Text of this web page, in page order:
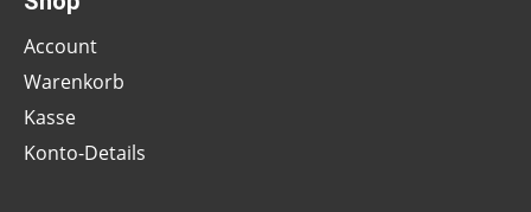
Account
Warenkorb
Kasse
Konto-Details